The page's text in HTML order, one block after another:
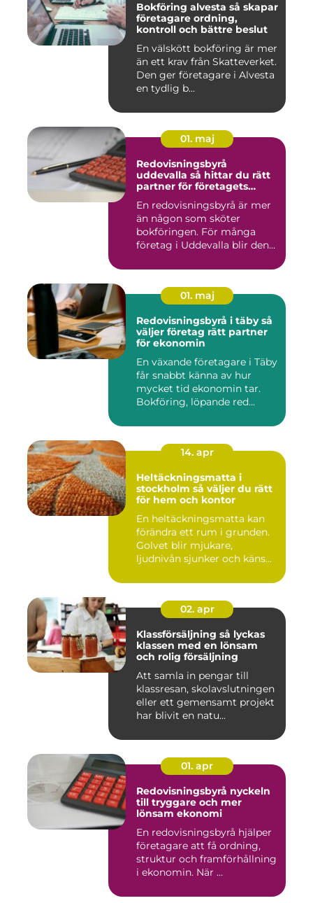
Bokföring alvesta så skapar
företagare ordning,
kontroll och bättre beslut
En välskött bokföring är mer
än ett krav från Skatteverket.
Den ger företagare i Alvesta
en tydlig b...
01. maj
Redovisningsbyrå
uddevalla så hittar du rätt
partner för företagets
En redovisningsbyrå är mer
än någon som sköter
bokföringen. För många
företag i Uddevalla blir den
01. maj
Redovisningsbyrå i täby så
väljer företag rätt partner
för ekonomin
En växande företagare i Täby
får snabbt känna av hur
mycket tid ekonomin tar.
Bokföring, löpande red...
14. apr
Heltäckningsmatta i
stockholm så väljer du rätt
för hem och kontor
En heltäckningsmatta kan
förändra ett rum i grunden.
Golvet blir mjukare,
ljudnivån sjunker och käns...
02. apr
Klassförsäljning så lyckas
klassen med en lönsam
och rolig försäljning
Att samla in pengar till
klassresan, skolavslutningen
eller ett gemensamt projekt
har blivit en natu...
01. apr
Redovisningsbyrå nyckeln
till tryggare och mer
lönsam ekonomi
En redovisningsbyrå hjälper
företagare att få ordning,
struktur och framförhållning
i ekonomin. När ...